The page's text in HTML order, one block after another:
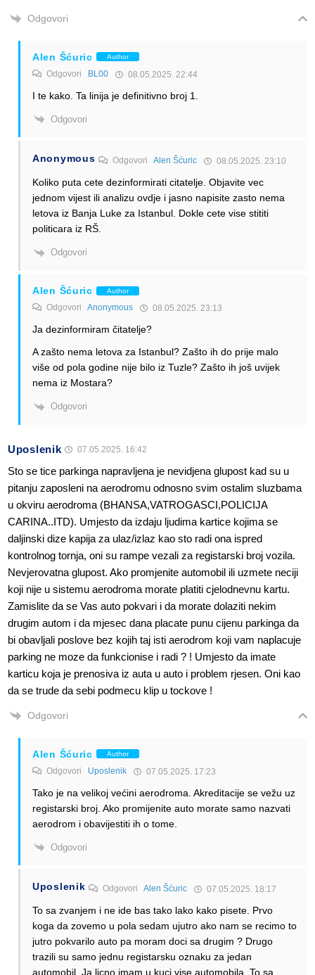
Odgovori
Alen Šćuric Author
Odgovori BL00 08.05.2025. 22:44
I te kako. Ta linija je definitivno broj 1.
Odgovori
Anonymous OdgovoriAlen Šćuric 08.05.2025. 23:10
Koliko puta cete dezinformirati citatelje. Objavite vec
jednom vijest ili analizu ovdje i jasno napisite zasto nema
letova iz Banja Luke za Istanbul. Dokle cete vise stititi
politicara iz RŠ.
Odgovori
Alen Šćuric Author
Odgovori Anonymous 08.05.2025. 23:13
Ja dezinformiram čitatelje?
A zašto nema letova za Istanbul? Zašto ih do prije malo
više od pola godine nije bilo iz Tuzle? Zašto ih još uvijek
nema iz Mostara?
Odgovori
Uposlenik 07.05.2025. 16:42
Sto se tice parkinga napravljena je nevidjena glupost kad su u
pitanju zaposleni na aerodromu odnosno svim ostalim sluzbama
u okviru aerodroma (BHANSA,VATROGASCI,POLICIJA
CARINA..ITD). Umjesto da izdaju ljudima kartice kojima se
daljinski dize kapija za ulaz/izlaz kao sto radi ona ispred
kontrolnog tornja, oni su rampe vezali za registarski broj vozila.
Nevjerovatna glupost. Ako promjenite automobil ili uzmete neciji
koji nije u sistemu aerodroma morate platiti cjelodnevnu kartu.
Zamislite da se Vas auto pokvari i da morate dolaziti nekim
drugim autom i da mjesec dana placate punu cijenu parkinga da
bi obavljali poslove bez kojih taj isti aerodrom koji vam naplacuje
parking ne moze da funkcionise i radi ? ! Umjesto da imate
karticu koja je prenosiva iz auta u auto i problem rjesen. Oni kao
da se trude da sebi podmecu klip u tockove !
Odgovori
Alen Šćuric Author
Odgovori Uposlenik 07.05.2025. 17:23
Tako je na velikoj većini aerodroma. Akreditacije se vežu uz
registarski broj. Ako promijenite auto morate samo nazvati
aerodrom i obavijestiti ih o tome.
Odgovori
Uposlenik OdgovoriAlen Šćuric 07.05.2025. 18:17
To sa zvanjem i ne ide bas tako lako kako pisete. Prvo
koga da zovemo u pola sedam ujutro ako nam se recimo to
jutro pokvarilo auto pa moram doci sa drugim ? Drugo
trazili su samo jednu registarsku oznaku za jedan
automobil. Ja licno imam u kuci vise automobila. To sa